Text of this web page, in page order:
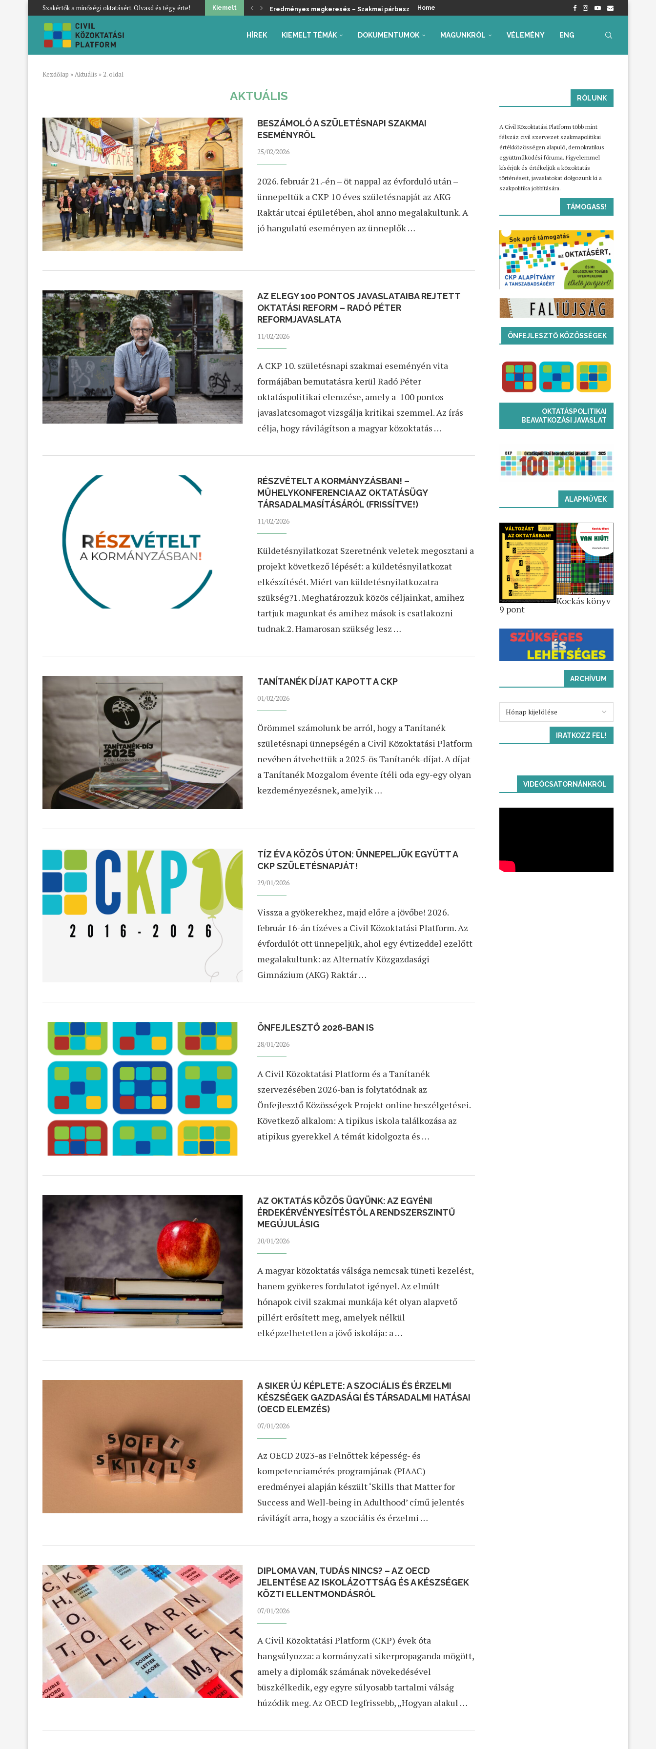
Szakértők a minőségi oktatásért. Olvasd és tégy érte! Kiemelt Megjelent az iskolakezdési támogatásról szóló kormányrendelet – Értékelés...
Home
HÍREK KIEMELT TÉMÁK DOKUMENTUMOK MAGUNKRÓL VÉLEMÉNY ENG
Kezdőlap »Aktuális » 2. oldal
AKTUÁLIS
BESZÁMOLÓ A SZÜLETÉSNAPI SZAKMAI
ESEMÉNYRŐL
25/02/2026
2026. február 21.-én – öt nappal az évforduló után –
ünnepeltük a CKP 10 éves születésnapját az AKG
Raktár utcai épületében, ahol anno megalakultunk. A
jó hangulatú eseményen az ünneplők …
AZ ELEGY 100 PONTOS JAVASLATAIBA REJTETT
OKTATÁSI REFORM – RADÓ PÉTER
REFORMJAVASLATA
11/02/2026
A CKP 10. születésnapi szakmai eseményén vita
formájában bemutatásra kerül Radó Péter
oktatáspolitikai elemzése, amely a 100 pontos
javaslatcsomagot vizsgálja kritikai szemmel. Az írás
célja, hogy rávilágítson a magyar közoktatás …
RÉSZVÉTELT A KORMÁNYZÁSBAN! –
MŰHELYKONFERENCIA AZ OKTATÁSÜGY
TÁRSADALMASÍTÁSÁRÓL (FRISSÍTVE!)
11/02/2026
Küldetésnyilatkozat Szeretnénk veletek megosztani a
projekt következő lépését: a küldetésnyilatkozat
elkészítését. Miért van küldetésnyilatkozatra
szükség?1. Meghatározzuk közös céljainkat, amihez
tartjuk magunkat és amihez mások is csatlakozni
tudnak.2. Hamarosan szükség lesz …
TANÍTANÉK DÍJAT KAPOTT A CKP
01/02/2026
Örömmel számolunk be arról, hogy a Tanítanék
születésnapi ünnepségén a Civil Közoktatási Platform
nevében átvehettük a 2025-ös Tanítanék-díjat. A díjat
a Tanítanék Mozgalom évente ítéli oda egy-egy olyan
kezdeményezésnek, amelyik …
TÍZ ÉV A KÖZÖS ÚTON: ÜNNEPELJÜK EGYÜTT A
CKP SZÜLETÉSNAPJÁT!
29/01/2026
Vissza a gyökerekhez, majd előre a jövőbe! 2026.
február 16-án tízéves a Civil Közoktatási Platform. Az
évfordulót ott ünnepeljük, ahol egy évtizeddel ezelőtt
megalakultunk: az Alternatív Közgazdasági
Gimnázium (AKG) Raktár …
ÖNFEJLESZTŐ 2026-BAN IS
28/01/2026
A Civil Közoktatási Platform és a Tanítanék
szervezésében 2026-ban is folytatódnak az
Önfejlesztő Közösségek Projekt online beszélgetései.
Következő alkalom: A tipikus iskola találkozása az
atipikus gyerekkel A témát kidolgozta és …
AZ OKTATÁS KÖZÖS ÜGYÜNK: AZ EGYÉNI
ÉRDEKÉRVÉNYESÍTÉSTŐL A RENDSZERSZINTŰ
MEGÚJULÁSIG
20/01/2026
A magyar közoktatás válsága nemcsak tüneti kezelést,
hanem gyökeres fordulatot igényel. Az elmúlt
hónapok civil szakmai munkája két olyan alapvető
pillért erősített meg, amelyek nélkül
elképzelhetetlen a jövő iskolája: a …
A SIKER ÚJ KÉPLETE: A SZOCIÁLIS ÉS ÉRZELMI
KÉSZSÉGEK GAZDASÁGI ÉS TÁRSADALMI HATÁSAI
(OECD ELEMZÉS)
07/01/2026
Az OECD 2023-as Felnőttek képesség- és
kompetenciamérés programjának (PIAAC)
eredményei alapján készült ‘Skills that Matter for
Success and Well-being in Adulthood’ című jelentés
rávilágít arra, hogy a szociális és érzelmi …
DIPLOMA VAN, TUDÁS NINCS? – AZ OECD
JELENTÉSE AZ ISKOLÁZOTTSÁG ÉS A KÉSZSÉGEK
KÖZTI ELLENTMONDÁSRÓL
07/01/2026
A Civil Közoktatási Platform (CKP) évek óta
hangsúlyozza: a kormányzati sikerpropaganda mögött,
amely a diplomák számának növekedésével
büszkélkedik, egy egyre súlyosabb tartalmi válság
húzódik meg. Az OECD legfrissebb, „Hogyan alakul …
RÓLUNK
A Civil Közoktatási Platform több mint
félszáz civil szervezet szakmapolitikai
értékközösségen alapuló, demokratikus
együttműködési fóruma. Figyelemmel
kísérjük és értékeljük a közoktatás
történéseit, javaslatokat dolgozunk ki a
szakpolitika jobbítására.
TÁMOGASS!
ÖNFEJLESZTŐ KÖZÖSSÉGEK
OKTATÁSPOLITIKAI
BEAVATKOZÁSI JAVASLAT
ALAPMŰVEK
9 pont
Kockás könyv
ARCHÍVUM
IRATKOZZ FEL!
VIDEÓCSATORNÁNKRÓL